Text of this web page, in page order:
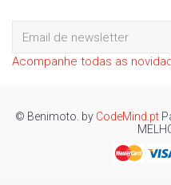
Acompanhe todas as
© Benimoto. by CodeMind.pt